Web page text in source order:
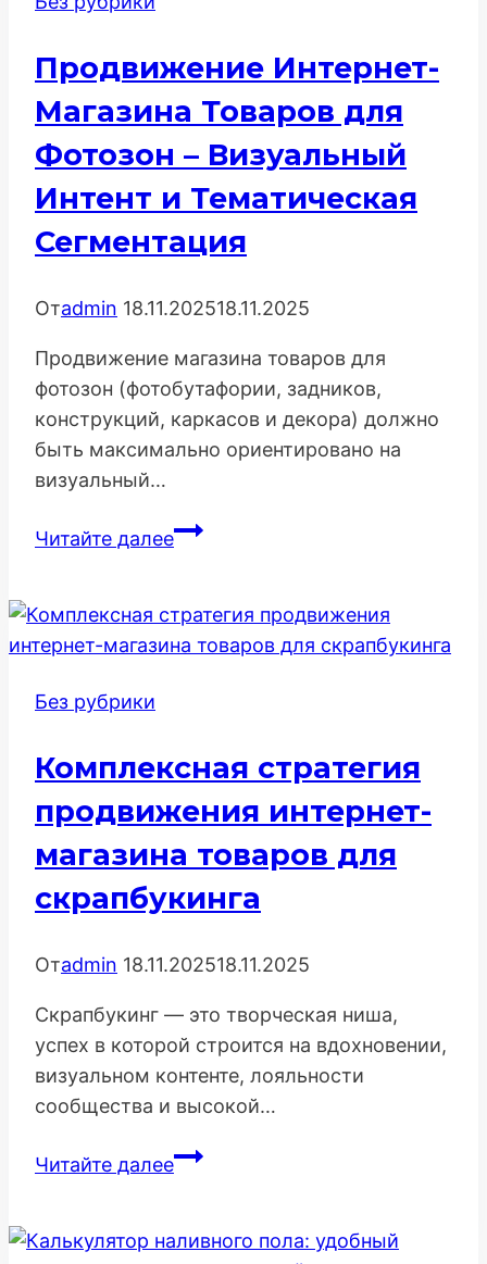
Продвижение Интернет-
Магазина Товаров для
Фотозон – Визуальный
Интент и Тематическая
Сегментация
Отadmin 18.11.202518.11.2025
Продвижение магазина товаров для
фотозон (фотобутафории, задников,
конструкций, каркасов и декора) должно
быть максимально ориентировано на
визуальный…
Читайте далееПродвижение
Товаров
для
Интент
и
Тематическая
Сегментация
Без рубрики
Комплексная стратегия
продвижения интернет-
магазина товаров для
скрапбукинга
Отadmin 18.11.202518.11.2025
Скрапбукинг — это творческая ниша,
успех в которой строится на вдохновении,
визуальном контенте, лояльности
сообщества и высокой…
Читайте далееКомплексная
интернет-